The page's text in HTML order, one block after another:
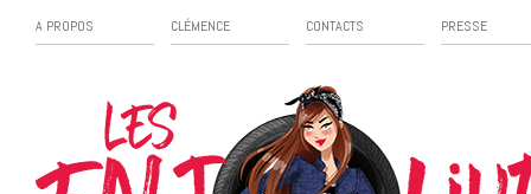
A PROPOS CLÉMENCE CONTACTS PRESSE